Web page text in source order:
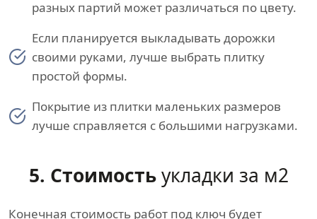
разных партий может различаться по цвету.
Если планируется выкладывать дорожки
своими руками, лучше выбрать плитку
простой формы.
Покрытие из плитки маленьких размеров
лучше справляется с большими нагрузками.
5. Стоимостьукладки за м2
Конечная стоимость работ под ключ будет